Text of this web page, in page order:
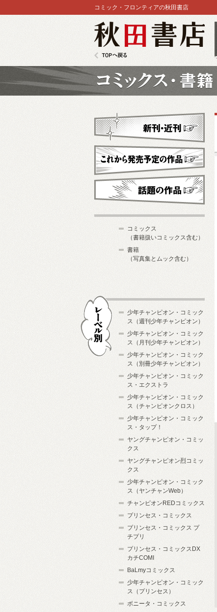
コミック・フロンティアの秋田書店
新刊・近刊
これから発売予定
コミックス
（書籍扱いコミックス含む）
書籍
（写真集とムック含む）
少年チャンピオン・コミック
ス（週刊少年チャンピオン）
少年チャンピオン・コミック
ス（月刊少年チャンピオン）
少年チャンピオン・コミック
ス（別冊少年チャンピオン）
少年チャンピオン・コミック
ス・エクストラ
少年チャンピオン・コミック
ス（チャンピオンクロス）
少年チャンピオン・コミック
ス・タップ！
ヤングチャンピオン・コミッ
クス
ヤングチャンピオン烈コミッ
クス
少年チャンピオン・コミック
ス（ヤンチャンWeb）
チャンピオンREDコミックス
プリンセス・コミックス
プリンセス・コミックス プ
チプリ
プリンセス・コミックスDX
カチCOMI
BaLmyコミックス
少年チャンピオン・コミック
ス（プリンセス）
ボニータ・コミックス